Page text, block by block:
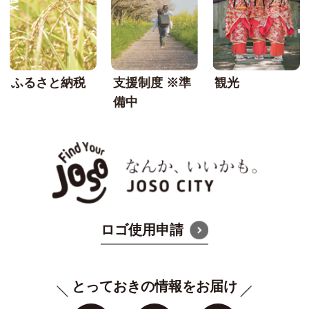
ふるさと納税
支援制度 ※準
備中
観光
ロゴ使用申請
とっておきの情報をお届け